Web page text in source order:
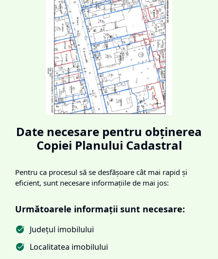
Date necesare pentru obținerea
Copiei Planului Cadastral
Pentru ca procesul să se desfășoare cât mai rapid și
eficient, sunt necesare informațiile de mai jos:
Următoarele informații sunt necesare:
Județul imobilului
Localitatea imobilului